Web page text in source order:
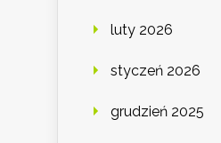
luty 2026
styczeń 2026
grudzień 2025